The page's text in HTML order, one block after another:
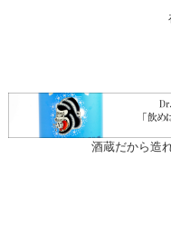
酒蔵だから造